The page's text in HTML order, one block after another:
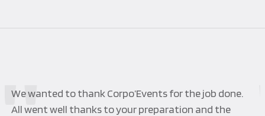
Nous avons fait appel à Corpo’Events pour célébrer
un événement important pour notre société ; le